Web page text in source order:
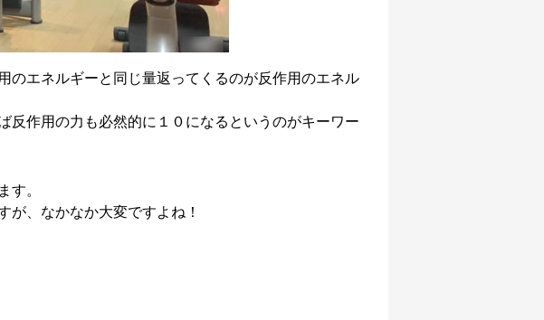
エネルギーと同じ量返ってくるのが反作用のエネル
作用の力も必然的に１０になるというのがキーワー
。
、なかなか大変ですよね！